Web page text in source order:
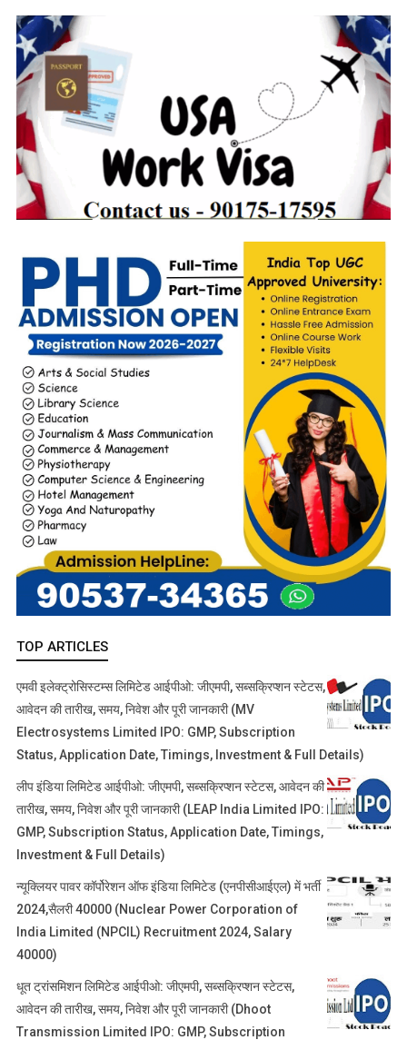
TOP ARTICLES
एमवी इलेक्ट्रोसिस्टम्स लिमिटेड आईपीओ: जीएमपी, सब्सक्रिप्शन स्टेटस,
आवेदन की तारीख, समय, निवेश और पूरी जानकारी (MV
Electrosystems Limited IPO: GMP, Subscription
Status, Application Date, Timings, Investment & Full Details)
लीप इंडिया लिमिटेड आईपीओ: जीएमपी, सब्सक्रिप्शन स्टेटस, आवेदन की
तारीख, समय, निवेश और पूरी जानकारी (LEAP India Limited IPO:
GMP, Subscription Status, Application Date, Timings,
Investment & Full Details)
न्यूक्लियर पावर कॉर्पोरेशन ऑफ इंडिया लिमिटेड (एनपीसीआईएल) में भर्ती
2024,सैलरी 40000 (Nuclear Power Corporation of
India Limited (NPCIL) Recruitment 2024, Salary
40000)
धूत ट्रांसमिशन लिमिटेड आईपीओ: जीएमपी, सब्सक्रिप्शन स्टेटस,
आवेदन की तारीख, समय, निवेश और पूरी जानकारी (Dhoot
Transmission Limited IPO: GMP, Subscription